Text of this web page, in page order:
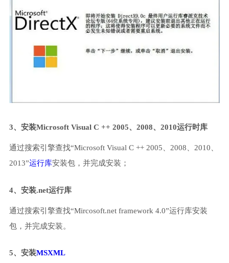
3、安装Microsoft Visual C ++ 2005、2008、2010运行时库
通过搜索引擎查找“Microsoft Visual C ++ 2005、2008、2010、
2013”运行库安装包，并完成安装；
4、安装.net运行库
通过搜索引擎查找“Mircosoft.net framework 4.0”运行库安装
包，并完成安装。
5、安装MSXML